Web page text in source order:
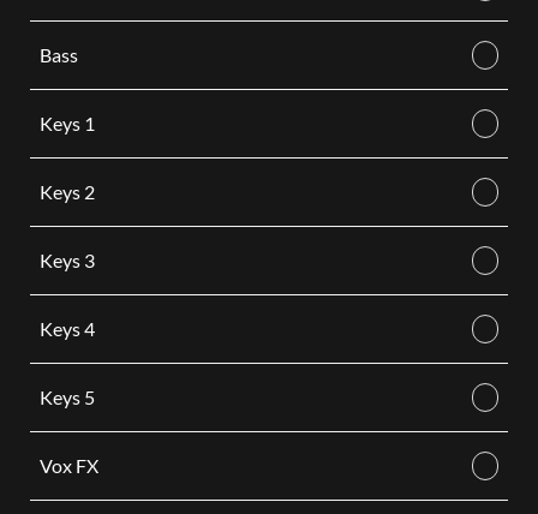
Bass
Keys 1
Keys 2
Keys 3
Keys 4
Keys 5
Vox FX